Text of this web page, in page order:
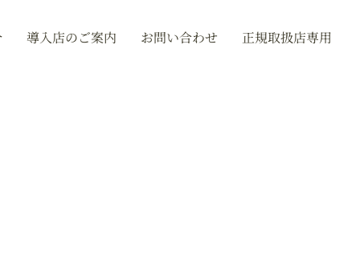
導入店のご案内 お問い合わせ 正規取扱店専用